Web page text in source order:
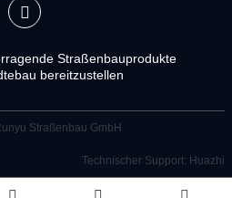
Straßenbauprodukte
bereitzustellen
Straßenbau GmbH
Technischer Support: Huazhi